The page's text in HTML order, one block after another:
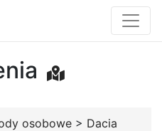
osobowe > Dacia